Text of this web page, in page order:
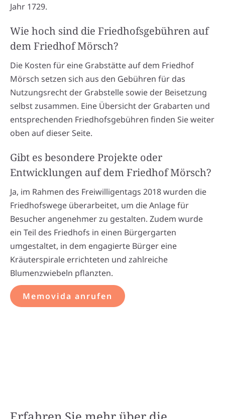
Jahr 1729.
Wie hoch sind die Friedhofsgebühren auf
dem Friedhof Mörsch?
Die Kosten für eine Grabstätte auf dem Friedhof
Mörsch setzen sich aus den Gebühren für das
Nutzungsrecht der Grabstelle sowie der Beisetzung
selbst zusammen. Eine Übersicht der Grabarten und
entsprechenden Friedhofsgebühren finden Sie weiter
oben auf dieser Seite.
Gibt es besondere Projekte oder
Entwicklungen auf dem Friedhof Mörsch?
Ja, im Rahmen des Freiwilligentags 2018 wurden die
Friedhofswege überarbeitet, um die Anlage für
Besucher angenehmer zu gestalten. Zudem wurde
ein Teil des Friedhofs in einen Bürgergarten
umgestaltet, in dem engagierte Bürger eine
Kräuterspirale errichteten und zahlreiche
Blumenzwiebeln pflanzten.
Memovida anrufen